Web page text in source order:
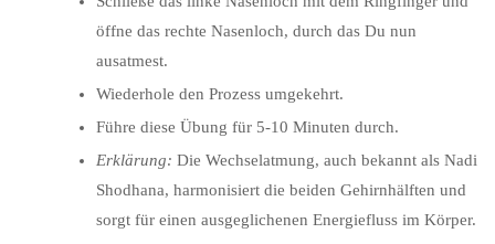
öffne das rechte Nasenloch, durch das Du nun
ausatmest.
Wiederhole den Prozess umgekehrt.
Führe diese Übung für 5-10 Minuten durch.
Erklärung: Die Wechselatmung, auch bekannt als Nadi
Shodhana, harmonisiert die beiden Gehirnhälften und
sorgt für einen ausgeglichenen Energiefluss im Körper.